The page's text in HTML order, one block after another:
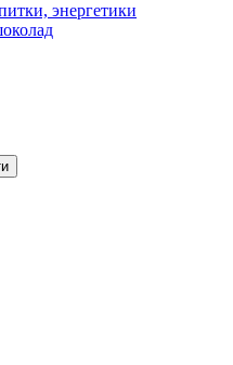
энергетики